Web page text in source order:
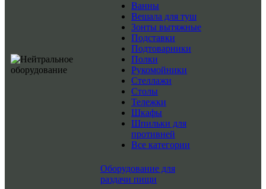
Ванны
Вешала для туш
Зонты вытяжные
Подставки
Подтоварники
Полки
Рукомойники
Стеллажи
Столы
Тележки
Шкафы
Шпильки для
противней
Все категории
Оборудование для
раздачи пищи